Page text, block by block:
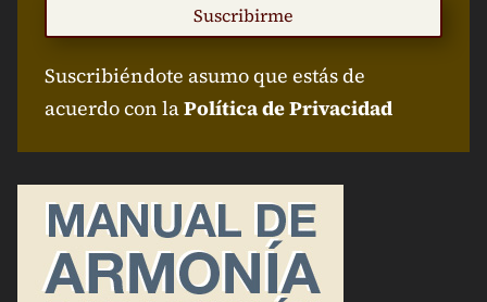
Suscribirme
Suscribiéndote asumo que estás de
acuerdo con laPolítica de Privacidad